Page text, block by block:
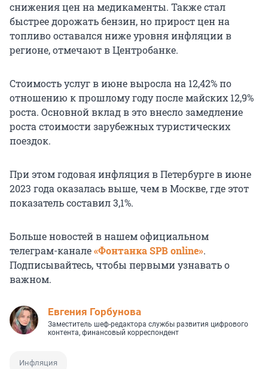
снижения цен на медикаменты. Также стал
быстрее дорожать бензин, но прирост цен на
топливо оставался ниже уровня инфляции в
регионе, отмечают в Центробанке.
Стоимость услуг в июне выросла на 12,42% по
отношению к прошлому году после майских 12,9%
роста. Основной вклад в это внесло замедление
роста стоимости зарубежных туристических
поездок.
При этом годовая инфляция в Петербурге в июне
2023 года оказалась выше, чем в Москве, где этот
показатель составил 3,1%.
Больше новостей в нашем официальном
телеграм-канале«Фонтанка SPB online».
Подписывайтесь, чтобы первыми узнавать о
важном.
Евгения Горбунова
Заместитель шеф-редактора службы развития цифрового
контента, финансовый корреспондент
Инфляция